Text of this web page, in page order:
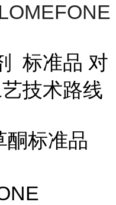
标准品 对
技术路线
标准品